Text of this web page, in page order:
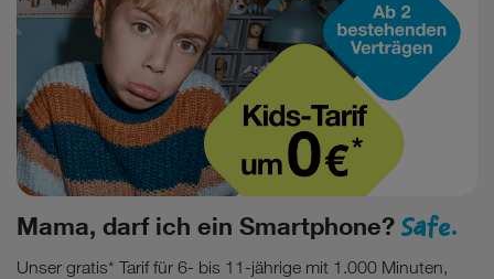
Mama, darf ich ein Smartphone? Safe.
Unser gratis* Tarif für 6- bis 11-jährige mit 1.000 Minuten,